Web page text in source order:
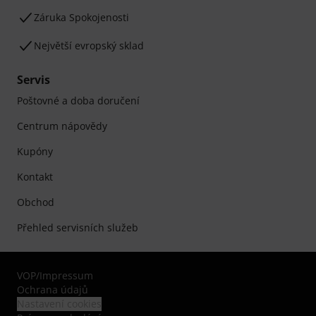
Záruka Spokojenosti
Největší evropský sklad
Servis
Poštovné a doba doručení
Centrum nápovědy
Kupóny
Kontakt
Obchod
Přehled servisních služeb
VOP/Impressum
Ochrana údajů